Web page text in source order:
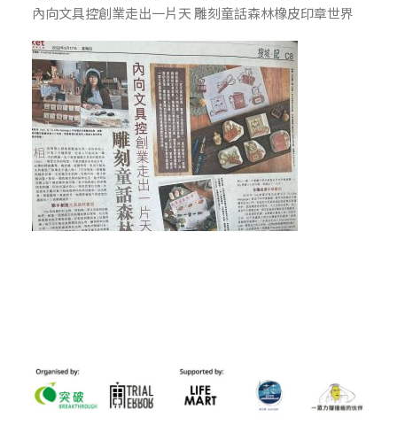
內向文具控創業走出一片天 雕刻童話森林橡皮印章世界